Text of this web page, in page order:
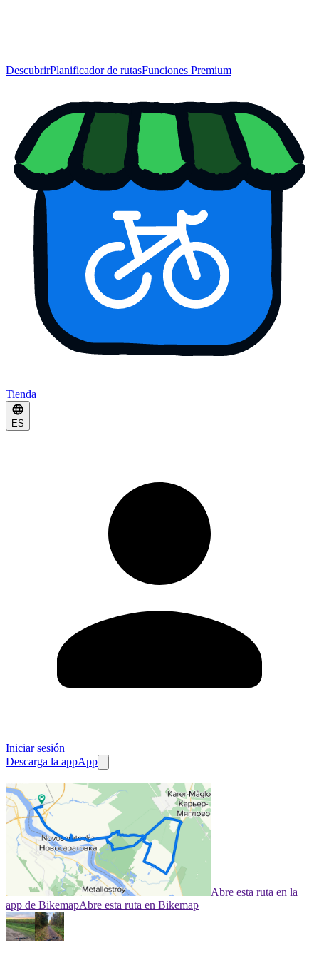
DescubrirPlanificador de rutasFunciones Premium
Tienda
ES
Iniciar sesión
Descarga la appApp
Abre esta ruta en la
app de BikemapAbre esta ruta en Bikemap